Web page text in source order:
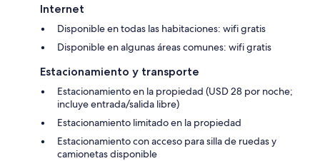
Internet
Disponible en todas las habitaciones: wifi gratis
Disponible en algunas áreas comunes: wifi gratis
Estacionamiento y transporte
Estacionamiento en la propiedad (USD 28 por noche;
incluye entrada/salida libre)
Estacionamiento limitado en la propiedad
Estacionamiento con acceso para silla de ruedas y
camionetas disponible